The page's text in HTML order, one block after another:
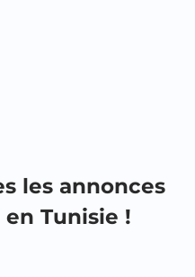
les annonces
Tunisie !